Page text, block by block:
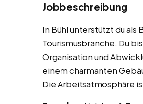
Jobbeschreibung
In Bühl unterstützt du als
Tourismusbranche. Du
Organisation und
einem charmanten
Die Arbeitsatmosphäre